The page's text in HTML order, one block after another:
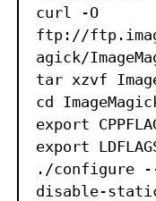
curl -O
ftp://
agick/
tar xzvf
cd
export
export
./configure
disable-